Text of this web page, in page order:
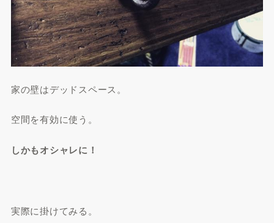
家の壁はデッドスペース。
空間を有効に使う。
しかもオシャレに！
実際に掛けてみる。